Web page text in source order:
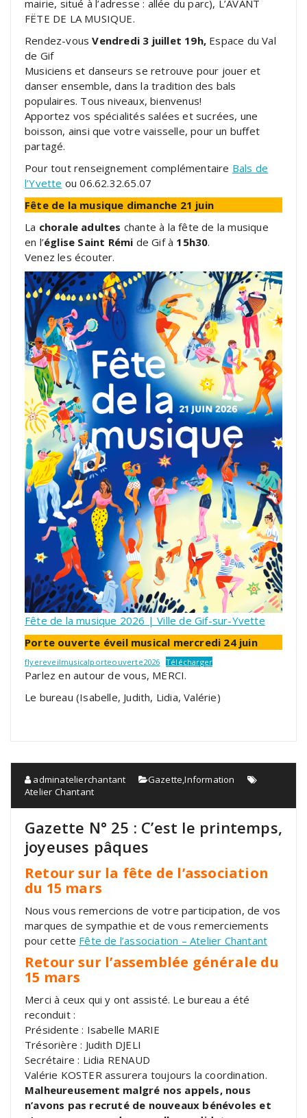
mairie, situé à l’adresse : allée du parc), L’AVANT
FËTE DE LA MUSIQUE.
Rendez-vousVendredi 3 juillet 19h, Espace du Val
de Gif
Musiciens et danseurs se retrouve pour jouer et
danser ensemble, dans la tradition des bals
populaires. Tous niveaux, bienvenus!
Apportez vos spécialités salées et sucrées, une
boisson, ainsi que votre vaisselle, pour un buffet
partagé.
Pour tout renseignement complémentaire Bals de
l’Yvette ou 06.62.32.65.07
Fête de la musique dimanche 21 juin
La chorale adultes chante à la fête de la musique
en l’église Saint Rémi de Gif à 15h30.
Venez les écouter.
Fête de la musique 2026 | Ville de Gif-sur-Yvette
Porte ouverte éveil musical mercredi 24 juin
flyereveilmusicalporteouverte2026 Télécharger
Parlez en autour de vous, MERCI.
Le bureau (Isabelle, Judith, Lidia, Valérie)
adminatelierchantant Gazette,Information
Atelier Chantant
Gazette N° 25 : C’est le printemps,
joyeuses pâques
Retour sur la fête de l’association
du 15 mars
Nous vous remercions de votre participation, de vos
marques de sympathie et de vous remerciements
pour cette Fête de l’association – Atelier Chantant
Retour sur l’assemblée générale du
15 mars
Merci à ceux qui y ont assisté. Le bureau a été
reconduit :
Présidente : Isabelle MARIE
Trésorière : Judith DJELI
Secrétaire : Lidia RENAUD
Valérie KOSTER assurera toujours la coordination.
Malheureusement malgré nos appels, nous
n’avons pas recruté de nouveaux bénévoles et